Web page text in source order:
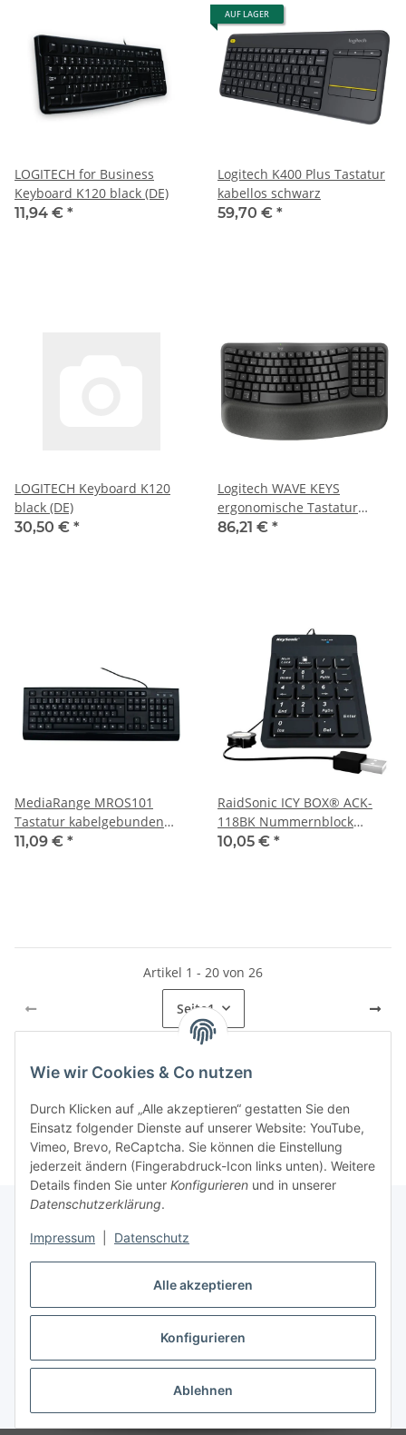
Alle akzeptieren
Konfigurieren
Ablehnen
Wie wir Cookies & Co nutzen
Durch Klicken auf „Alle akzeptieren“ gestatten Sie den
Einsatz folgender Dienste auf unserer Website: YouTube,
Vimeo, Brevo, ReCaptcha. Sie können die Einstellung
jederzeit ändern (Fingerabdruck-Icon links unten). Weitere
Details finden Sie unter Konfigurieren und in unserer
Datenschutzerklärung.
Impressum Datenschutz
LOGITECH for Business
Keyboard K120 black (DE)
11,94 € *
AUF LAGER
Logitech K400 Plus Tastatur
kabellos schwarz
59,70 € *
LOGITECH Keyboard K120
black (DE)
30,50 € *
Logitech WAVE KEYS
ergonomische Tastatur
kabellos schwarz
86,21 € *
MediaRange MROS101
Tastatur kabelgebunden
schwarz
11,09 € *
RaidSonic ICY BOX® ACK-
118BK Nummernblock
kabelgebunden schwarz
10,05 € *
Artikel 1 - 20 von 26
Seite1
Kategorien
Gesetzliche Informationen